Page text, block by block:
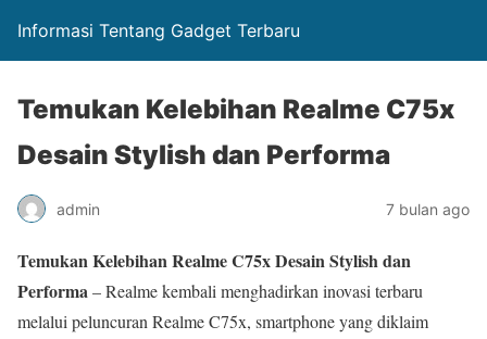
Informasi Tentang Gadget Terbaru
Temukan Kelebihan Realme C75x
Desain Stylish dan Performa
admin 7 bulan ago
Temukan Kelebihan Realme C75x Desain Stylish dan
Performa– Realme kembali menghadirkan inovasi terbaru
melalui peluncuran Realme C75x, smartphone yang diklaim